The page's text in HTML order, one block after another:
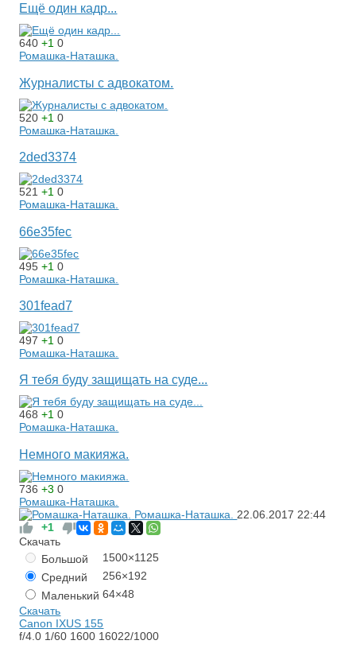
Ещё один кадр...
640+10
Ромашка-Наташка.
Журналисты с адвокатом.
520+10
Ромашка-Наташка.
2ded3374
521+10
Ромашка-Наташка.
66e35fec
495+10
Ромашка-Наташка.
301fead7
497+10
Ромашка-Наташка.
Я тебя буду защищать на суде...
468+10
Ромашка-Наташка.
Немного макияжа.
736+30
Ромашка-Наташка.
Ромашка-Наташка. 22.06.2017 22:44
+1
Скачать
Большой
1500×1125
Средний
256×192
Маленький 64×48
Скачать
Canon IXUS 155
f/4.0 1/60 1600 16022/1000